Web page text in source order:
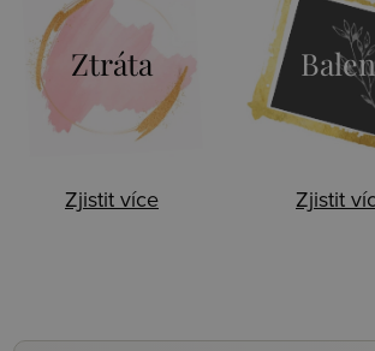
Ztráta
Zjistit více Zjistit